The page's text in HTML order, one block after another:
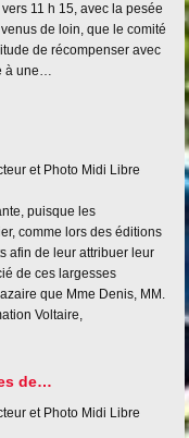
11 h 15, avec la pesée
de loin, que le comité
de récompenser avec
à une…
et Photo Midi Libre
puisque les
comme lors des éditions
afin de leur attribuer leur
de ces largesses
que Mme Denis, MM.
Voltaire,
de…
et Photo Midi Libre